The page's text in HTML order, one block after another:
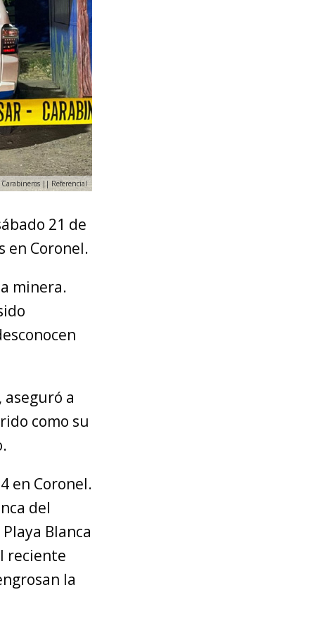
Carabineros || Referencial
21 de
en Coronel.
minera.
aseguró a
como su
en Coronel.
del
Blanca
reciente
la